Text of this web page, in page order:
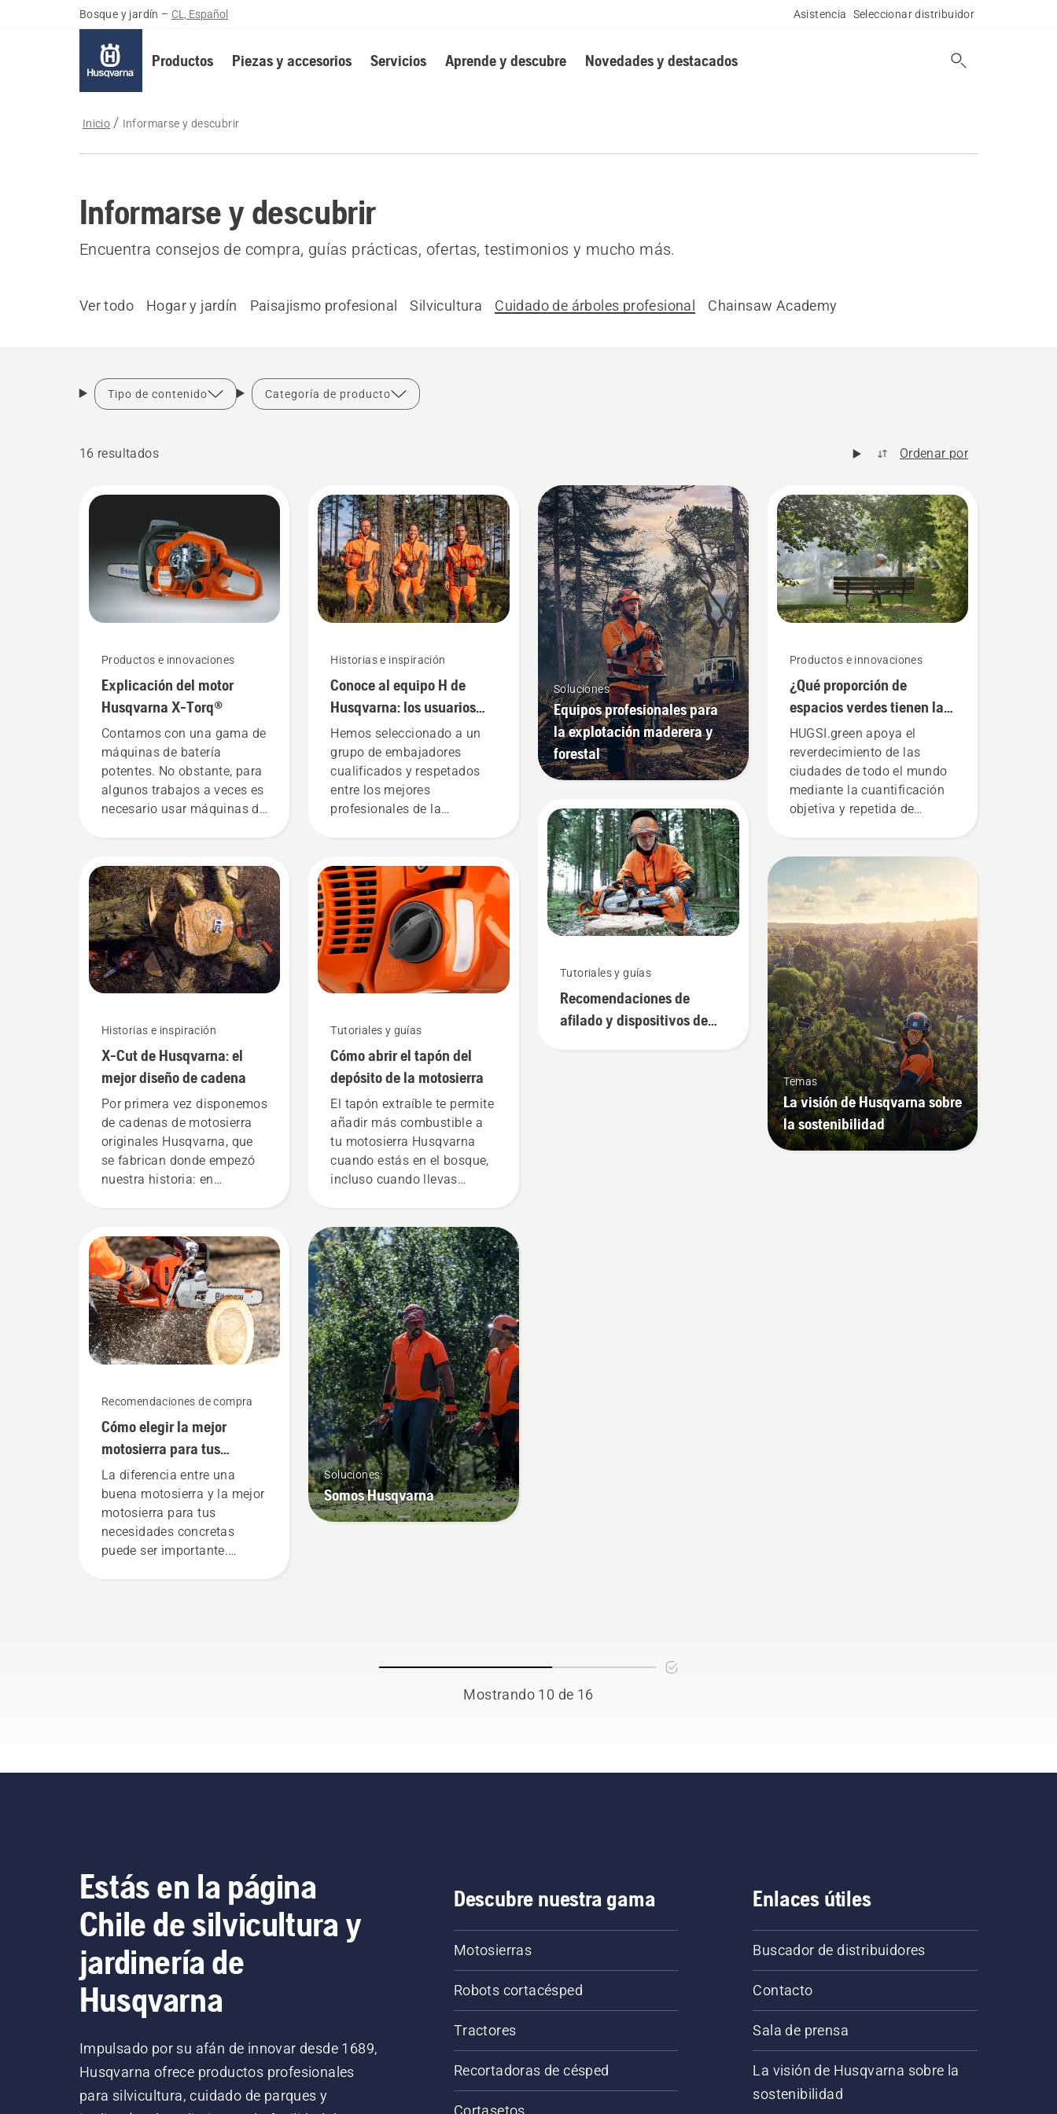
Bosque y jardín – CL, Español Asistencia Seleccionar distribuidor
Productos Piezas y accesorios Servicios Aprende y descubre Novedades y destacados
Inicio Informarse y descubrir
Informarse y descubrir
Encuentra consejos de compra, guías prácticas, ofertas, testimonios y mucho más.
Ver todo Hogar y jardín Paisajismo profesional Silvicultura Cuidado de árboles profesional Chainsaw Academy
Tipo de contenido Categoría de producto
16 resultados Ordenar por
Productos e innovaciones
Explicación del motor
Husqvarna X-Torq®
Contamos con una gama de
máquinas de batería
potentes. No obstante, para
algunos trabajos a veces es
necesario usar máquinas de
proporciona la potencia y el
par que necesitas gracias a
una combustión muy
eficiente.
Historias e inspiración
X-Cut de Husqvarna: el
mejor diseño de cadena
Por primera vez disponemos
de cadenas de motosierra
originales Husqvarna, que
se fabrican donde empezó
nuestra historia: en
en realidad la historia
comienza por el final.
Durante toda la fase de
investigación y desarrollo,
nuestro objetivo principal
era conseguir que tu
rendimiento sea el más alto
posible.
Recomendaciones de compra
Cómo elegir la mejor
motosierra para tus
necesidades
La diferencia entre una
buena motosierra y la mejor
motosierra para tus
necesidades concretas
puede ser importante.
Historias e inspiración
Conoce al equipo H de
Husqvarna: los usuarios
más exigentes
Hemos seleccionado a un
grupo de embajadores
cualificados y respetados
entre los mejores
profesionales de la
equipo H. Y son nuestros
usuarios más exigentes.
Tutoriales y guías
Cómo abrir el tapón del
depósito de la motosierra
El tapón extraíble te permite
añadir más combustible a
tu motosierra Husqvarna
cuando estás en el bosque,
incluso cuando llevas
destornillador si es
necesario.
Soluciones
Somos Husqvarna
Soluciones
Equipos profesionales para
la explotación maderera y
forestal
Tutoriales y guías
Recomendaciones de
afilado y dispositivos de
Productos e innovaciones
¿Qué proporción de
espacios verdes tienen las
ciudades de todo el
mundo?
HUGSI.green apoya el
reverdecimiento de las
ciudades de todo el mundo
mediante la cuantificación
objetiva y repetida de
zonas urbanas de cientos
de ciudades en más de
60 países por todo el
planeta.
Temas
La visión de Husqvarna sobre
la sostenibilidad
Mostrando 10 de 16
Estás en la página
Chile de silvicultura y
jardinería de
Husqvarna
Impulsado por su afán de innovar desde 1689,
Husqvarna ofrece productos profesionales
para silvicultura, cuidado de parques y
Descubre nuestra gama
Motosierras
Robots cortacésped
Tractores
Recortadoras de césped
Cortasetos
Enlaces útiles
Buscador de distribuidores
Contacto
Sala de prensa
La visión de Husqvarna sobre la
sostenibilidad